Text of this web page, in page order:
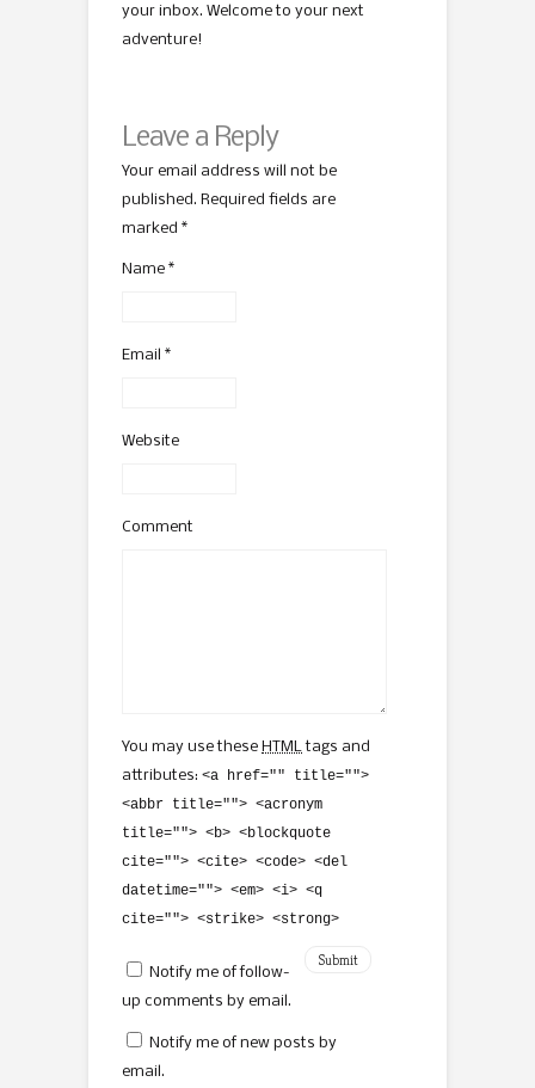
your inbox. Welcome to your next
adventure!
Leave a Reply
Your email address will not be
published. Required fields are
marked *
Name *
Email *
Website
Comment
You may use these HTMLtags and
attributes: <a href="" title="">
<abbr title=""> <acronym
title=""> <b> <blockquote
cite=""> <cite> <code> <del
datetime=""> <em> <i> <q
cite=""> <strike> <strong>
Notify me of follow-
up comments by email.
Notify me of new posts by
email.